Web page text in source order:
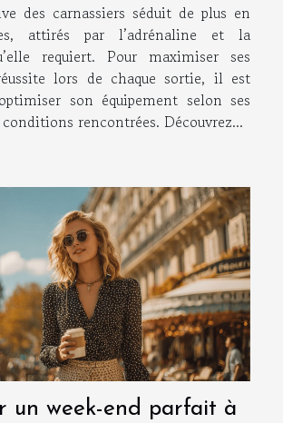
des carnassiers séduit de plus en
attirés par l’adrénaline et la
requiert. Pour maximiser ses
lors de chaque sortie, il est
son équipement selon ses
rencontrées. Découvrez...
un week-end parfait à